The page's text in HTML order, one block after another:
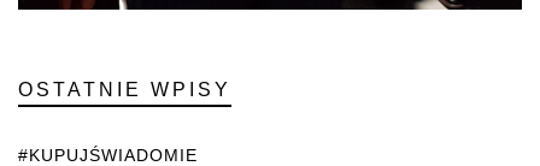
OSTATNIE WPISY
#KUPUJŚWIADOMIE